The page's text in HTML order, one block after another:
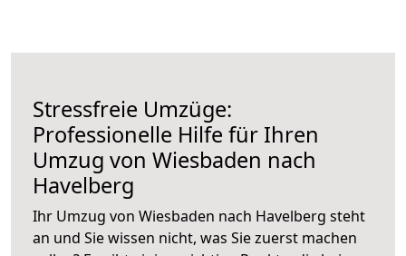
Stressfreie Umzüge:
Professionelle Hilfe für Ihren
Umzug von Wiesbaden nach
Havelberg
Ihr Umzug von Wiesbaden nach Havelberg steht
an und Sie wissen nicht, was Sie zuerst machen